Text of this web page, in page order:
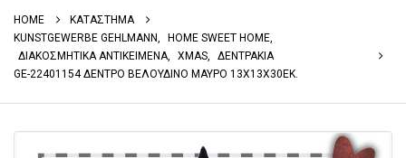
HOME
ΚΑΤΑΣΤΗΜΑ
KUNSTGEWERBE GEHLMANN
HOME SWEET HOME
ΔΙΑΚΟΣΜΗΤΙΚΑ ΑΝΤΙΚΕΙΜΕΝΑ
XMAS
ΔΕΝΤΡΑΚΙΑ
GE-22401154 ΔΕΝΤΡΟ ΒΕΛΟΥΔΙΝΟ ΜΑΥΡΟ 13Χ13Χ30ΕΚ.